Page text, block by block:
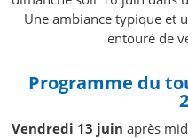
Une ambiance typique et
entouré de
Programme du
Vendredi 13 juin après